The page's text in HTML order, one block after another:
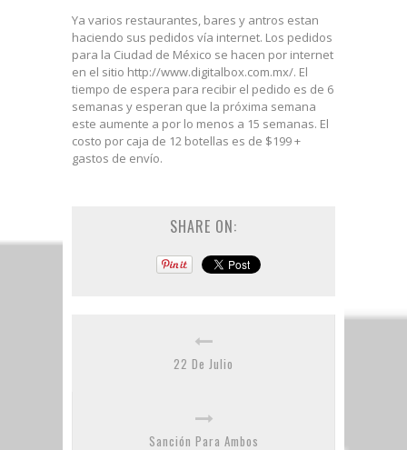
Ya varios restaurantes, bares y antros estan
haciendo sus pedidos vía internet. Los pedidos
para la Ciudad de México se hacen por internet
en el sitio http://www.digitalbox.com.mx/. El
tiempo de espera para recibir el pedido es de 6
semanas y esperan que la próxima semana
este aumente a por lo menos a 15 semanas. El
costo por caja de 12 botellas es de $199 +
gastos de envío.
SHARE ON:
22 De Julio
Sanción Para Ambos